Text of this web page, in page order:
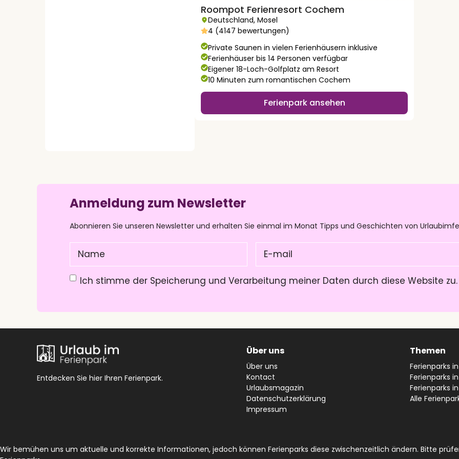
Roompot Ferienresort Cochem
Deutschland, Mosel
4 (4147 bewertungen)
Private Saunen in vielen Ferienhäusern inklusive
Ferienhäuser bis 14 Personen verfügbar
Eigener 18-Loch-Golfplatz am Resort
10 Minuten zum romantischen Cochem
Ferienpark ansehen
Anmeldung zum Newsletter
Abonnieren Sie unseren Newsletter und erhalten Sie einmal im Monat Tipps und Geschichten von
Datenschutzerklärung(Pflichtfeld)
Ich stimme der Speicherung und Verarbeitung meiner Daten durch diese Website zu.
Name
mail(Pflichtfeld)
Entdecken Sie hier Ihren Ferienpark.
Über uns
Über uns
Kontact
Urlaubsmagazin
Datenschutzerklärung
Impressum
Themen
Ferienparks
Ferienparks
Ferienparks
Alle
Wir bemühen uns um aktuelle und korrekte Informationen, jedoch können Ferienparks diese zwischenzeitlich ändern. Bitte